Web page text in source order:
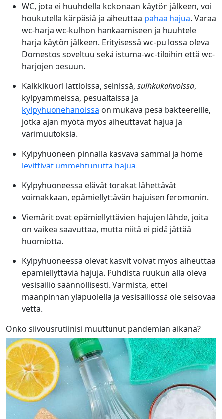
WC, jota ei huuhdella kokonaan käytön jälkeen, voi
houkutella kärpäsiä ja aiheuttaa pahaa hajua. Varaa
wc-harja wc-kulhon hankaamiseen ja huuhtele
harja käytön jälkeen. Erityisessä wc-pullossa oleva
Domestos soveltuu sekä istuma-wc-tiloihin että wc-
harjojen pesuun.
Kalkkikuori lattioissa, seinissä, suihkukahvoissa,
kylpyammeissa, pesualtaissa ja
kylpyhuonehanoissa on mukava pesä bakteereille,
jotka ajan myötä myös aiheuttavat hajua ja
värimuutoksia.
Kylpyhuoneen pinnalla kasvava sammal ja home
levittivät ummehtunutta hajua.
Kylpyhuoneessa elävät torakat lähettävät
voimakkaan, epämiellyttävän hajuisen feromonin.
Viemärit ovat epämiellyttävien hajujen lähde, joita
on vaikea saavuttaa, mutta niitä ei pidä jättää
huomiotta.
Kylpyhuoneessa olevat kasvit voivat myös aiheuttaa
epämiellyttäviä hajuja. Puhdista ruukun alla oleva
vesisäiliö säännöllisesti. Varmista, ettei
maanpinnan yläpuolella ja vesisäiliössä ole seisovaa
vettä.
Onko siivousrutiinisi muuttunut pandemian aikana?